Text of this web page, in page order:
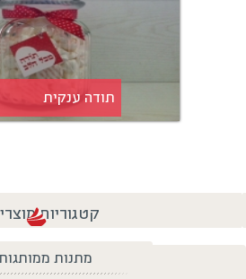
תודה ענקית
קטגוריות
מתנות